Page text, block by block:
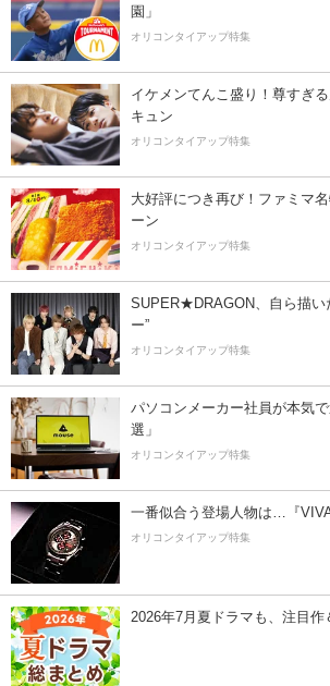
園」
オリコンタイアップ特集
イケメンてんこ盛り！尊すぎ
キュン
オリコンタイアップ特集
大好評につき再び！ファミマ
ーン
オリコンタイアップ特集
SUPER★DRAGON、自ら描い
ー”
オリコンタイアップ特集
パソコンメーカー社員が本気
選」
オリコンタイアップ特集
一番似合う登場人物は…『
オリコンタイアップ特集
2026年7月夏ドラマも、注目作